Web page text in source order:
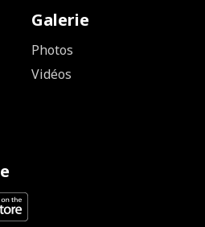
Galerie
Photos
Vidéos